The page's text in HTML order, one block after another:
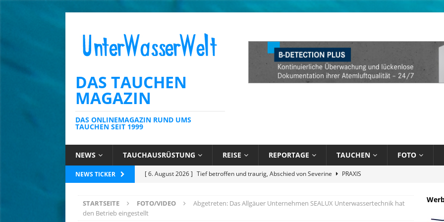
DAS TAUCHEN
MAGAZIN
DAS ONLINEMAGAZIN RUND UMS
TAUCHEN SEIT 1999
NEWS TAUCHAUSRÜSTUNG REISE REPORTAGE TAUCHEN FOTO
NEWS TICKER [ 6. August 2026 ] Kein Schnäppchen und stark limitiert: Bühlmann Decompression 02 Orange
[ 6. August 2026 ] Die Karibik unter Wasser mit Sandals Resorts
NEWS
STARTSEITE FOTO/VIDEO
Abgetreten: Das Allgäuer Unternehmen SEALUX Unterwassertechnik hat
den Betrieb eingestellt